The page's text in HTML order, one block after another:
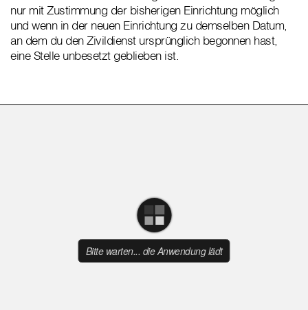
nur mit Zustimmung der bisherigen Einrichtung möglich
und wenn in der neuen Einrichtung zu demselben Datum,
an dem du den Zivildienst ursprünglich begonnen hast,
eine Stelle unbesetzt geblieben ist.